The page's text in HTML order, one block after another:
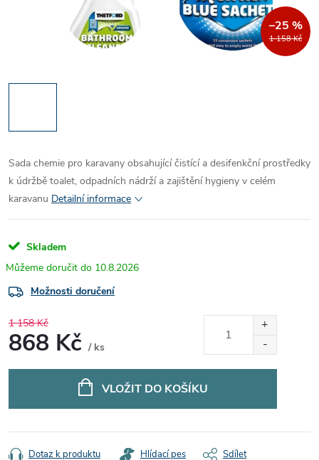
1 158 Kč
–25 %
Sada chemie pro karavany obsahující čistící a desifenkční prostředky
k údržbě toalet, odpadních nádrží a zajištění hygieny v celém
karavanu Detailní informace
Skladem
10.8.2026
Možnosti doručení
1 158 Kč
868 Kč / ks
VLOŽIT DO KOŠÍKU
Dotaz k produktu Hlídací pes Sdílet